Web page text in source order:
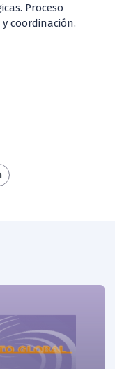
Proceso
coordinación.